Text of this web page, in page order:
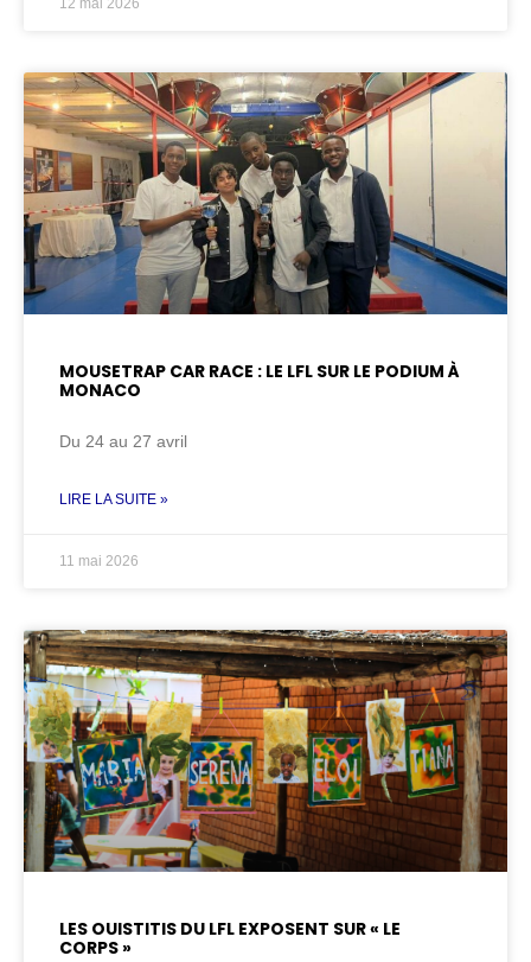
12 mai 2026
MOUSETRAP CAR RACE : LE LFL SUR LE PODIUM À
MONACO
Du 24 au 27 avril
LIRE LA SUITE »
11 mai 2026
LES OUISTITIS DU LFL EXPOSENT SUR « LE
CORPS »